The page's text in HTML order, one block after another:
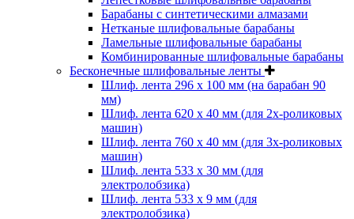
Барабаны с синтетическими алмазами
Нетканые шлифовальные барабаны
Ламельные шлифовальные барабаны
Комбинированные шлифовальные барабаны
Бесконечные шлифовальные ленты
Шлиф. лента 296 х 100 мм (на барабан 90
мм)
Шлиф. лента 620 х 40 мм (для 2х-роликовых
машин)
Шлиф. лента 760 х 40 мм (для 3х-роликовых
машин)
Шлиф. лента 533 х 30 мм (для
электролобзика)
Шлиф. лента 533 х 9 мм (для
электролобзика)